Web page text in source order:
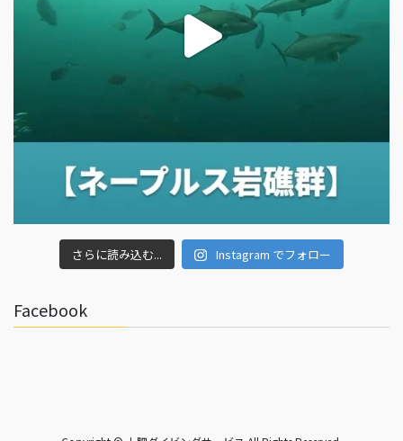
さらに読み込む... Instagram でフォロー
Facebook